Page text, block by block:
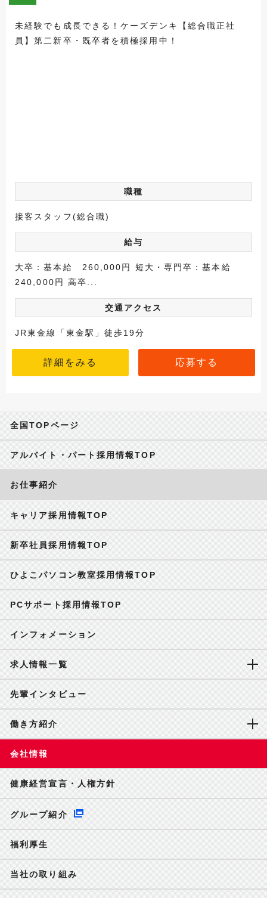
未経験でも成長できる！ケーズデンキ【総合職正社
員】第二新卒・既卒者を積極採用中！
職種
接客スタッフ(総合職)
給与
大卒：基本給 260,000円 短大・専門卒：基本給
240,000円 高卒...
交通アクセス
JR東金線「東金駅」徒歩19分
詳細をみる 応募する
全国TOPページ
アルバイト・パート採用情報TOP
お仕事紹介
キャリア採用情報TOP
新卒社員採用情報TOP
ひよこパソコン教室採用情報TOP
PCサポート採用情報TOP
インフォメーション
求人情報一覧
先輩インタビュー
働き方紹介
会社情報
健康経営宣言・人権方針
グループ紹介
福利厚生
当社の取り組み